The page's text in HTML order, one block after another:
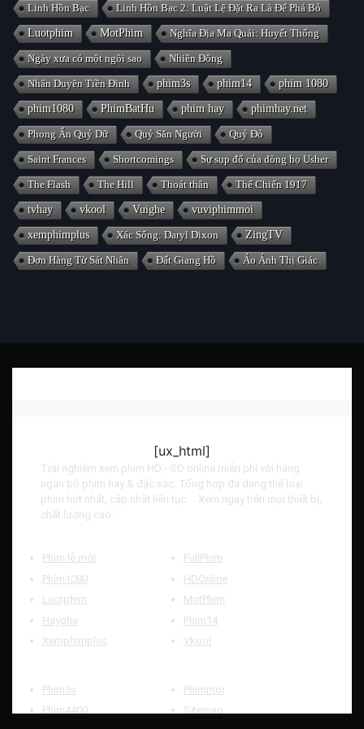
Linh Hồn Bạc Linh Hồn Bạc 2: Luật Lệ Đặt Ra Là Để Phá Bỏ
Luotphim MotPhim Nghĩa Địa Ma Quái: Huyết Thống
Ngày xưa có một ngôi sao Nhiên Đông
Nhân Duyên Tiền Đình phim3s phim14 phim 1080
phim1080 PhimBatHu phim hay phimhay.net
Phong Ấn Quỷ Dữ Quỷ Săn Người Quỷ Đỏ
Saint Frances Shortcomings Sự sụp đổ của dòng họ Usher
The Flash The Hill Thoát thân Thế Chiến 1917
tvhay vkool Vuighe vuviphimmoi
xemphimplus Xác Sống: Daryl Dixon ZingTV
Đơn Hàng Từ Sát Nhân Đất Giang Hồ Ảo Ảnh Thị Giác